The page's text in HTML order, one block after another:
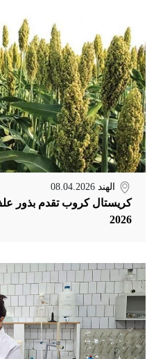
الهند 08.04.2026
كريستال كروب تقدم بذور
2026